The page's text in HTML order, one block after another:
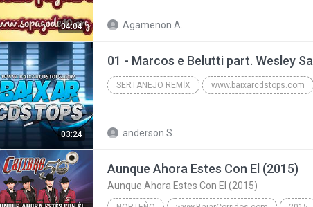
04:04 Agamenon A.
03:24
SERTANEJO REMIX www.baixarcdstops.com
anderson S.
Aunque Ahora Estes Con El (2015)
Aunque Ahora Estes Con El (2015)